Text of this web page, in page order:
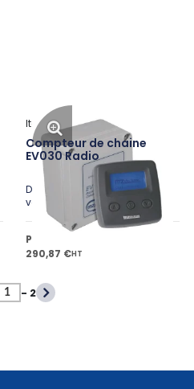
Compteur de chaine
EV030 Radio
Italwinch
Disponible en plusieurs
variantes
Prix public à partir de
290,87 €HT
- 2